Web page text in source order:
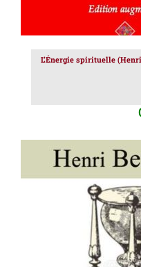
L’Énergie spirituelle